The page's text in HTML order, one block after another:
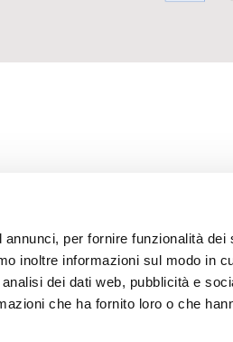
per fornire funzionalità dei
inoltre informazioni sul modo in
dei dati web, pubblicità e
che ha fornito loro o che